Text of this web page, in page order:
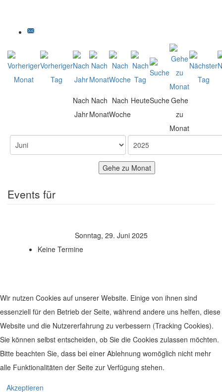
Nach
Jahr
Nach
Monat
Nach
Woche
HeuteSucheGehe
zu
Monat
Gehe zu Monat
Events für
Sonntag, 29. Juni 2025
Keine Termine
© 2019 Leben im Zentrum. Realisiert von www.geh-online.eu
Impressum|
Wir nutzen Cookies auf unserer Website. Einige von ihnen sind
essenziell für den Betrieb der Seite, während andere uns helfen, diese
Website und die Nutzererfahrung zu verbessern (Tracking Cookies).
Sie können selbst entscheiden, ob Sie die Cookies zulassen möchten.
Bitte beachten Sie, dass bei einer Ablehnung womöglich nicht mehr
alle Funktionalitäten der Seite zur Verfügung stehen.
Akzeptieren